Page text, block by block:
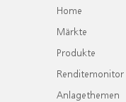
Home
Märkte
Produkte
Renditemonitor
Anlagethemen